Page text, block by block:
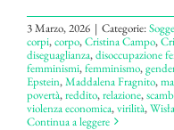
3 Marzo, 2026 | Categorie:
corpi,corpo,Cristina Campo,
diseguaglianza,disoccupazione
femminismi,femminismo,
Epstein,Maddalena Fragnito,
povertà,reddito,relazione,
violenza economica,virilità,
Continua a leggere